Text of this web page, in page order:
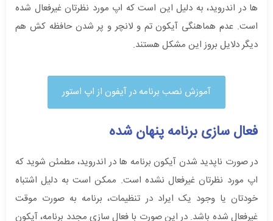
ها در اندروید، به دلیل این است که اپ مورد نظرتان غیرفعال شده
است. عدم هماهنگی آیکون تم و لانچر و پر شدن حافظه کش هم
دیگر دلایل بروز این مشکل هستند.
آموزش نصب برنامه در آیفون از اپ استور
فعال سازی برنامه پنهان شده
در صورت ناپدید شدن آیکون برنامه ها در اندروید، مطمئن شوید که
اپ مورد نظرتان غیرفعال نشده است. ممکن است به دلیل اشتباه
خودتان یا وجود یک ایراد در تنظیمات، برنامه به صورت موقت
غیرفعال شده باشد. در این صورت با فعال سازی مجدد برنامه، آیکون